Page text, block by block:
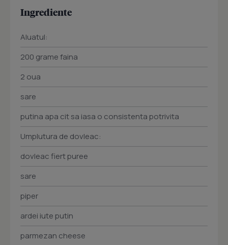
Ingrediente
Aluatul:
200 grame faina
2 oua
sare
putina apa cit sa iasa o consistenta potrivita
Umplutura de dovleac:
dovleac fiert puree
sare
piper
ardei iute putin
parmezan cheese